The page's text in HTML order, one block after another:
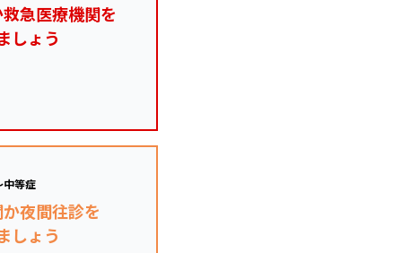
急医療機関を
しょう
中等症
夜間往診を
しょう